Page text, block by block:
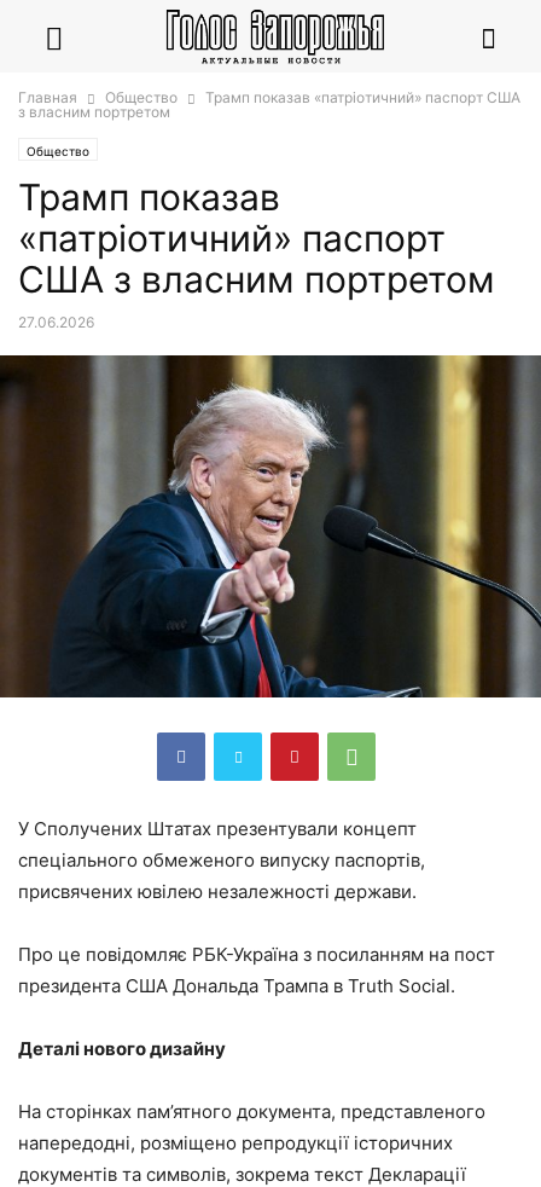
Главная Общество
Трамп показав «патріотичний» паспорт США
з власним портретом
Общество
Трамп показав
«патріотичний» паспорт
США з власним портретом
27.06.2026
У Сполучених Штатах презентували концепт
спеціального обмеженого випуску паспортів,
присвячених ювілею незалежності держави.
Про це повідомляє РБК-Україна з посиланням на пост
президента США Дональда Трампа в Truth Social.
Деталі нового дизайну
На сторінках пам’ятного документа, представленого
напередодні, розміщено репродукції історичних
документів та символів, зокрема текст Декларації